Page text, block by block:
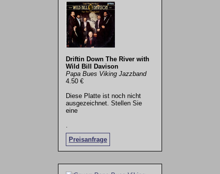
Driftin Down The River with
Wild Bill Davison
Papa Bues Viking Jazzband
4.50 €
Diese Platte ist noch nicht
ausgezeichnet. Stellen Sie
eine
Preisanfrage